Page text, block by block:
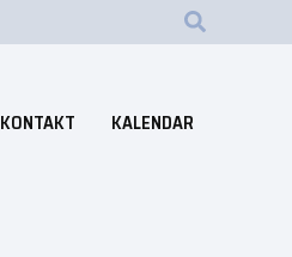
KONTAKT KALENDAR